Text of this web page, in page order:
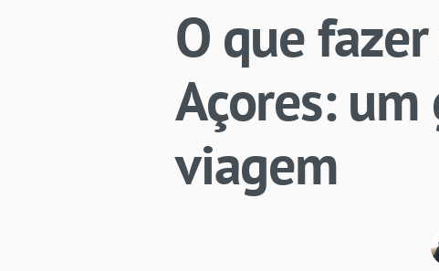
O que
Açores:
viagem